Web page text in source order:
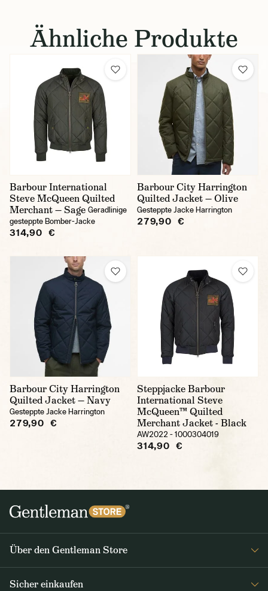
Ähnliche Produkte
Barbour International
Steve McQueen Quilted
Merchant — Sage Geradlinige
gesteppte Bomber-Jacke
314,90 €
Barbour City Harrington
Quilted Jacket — Olive
Gesteppte Jacke Harrington
279,90 €
Barbour City Harrington
Quilted Jacket — Navy
Gesteppte Jacke Harrington
279,90 €
Steppjacke Barbour
International Steve
McQueen™ Quilted
Merchant Jacket - Black
AW2022 - 1000304019
314,90 €
Über den Gentleman Store
Sicher einkaufen